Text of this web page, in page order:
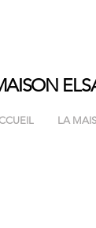
LA